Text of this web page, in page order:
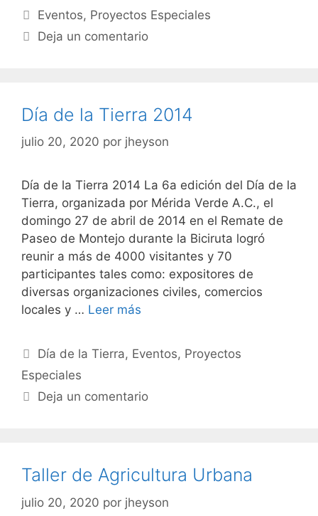
Eventos, Proyectos Especiales
Deja un comentario
Día de la Tierra 2014
julio 20, 2020 por jheyson
Día de la Tierra 2014 La 6a edición del Día de la
Tierra, organizada por Mérida Verde A.C., el
domingo 27 de abril de 2014 en el Remate de
Paseo de Montejo durante la Biciruta logró
reunir a más de 4000 visitantes y 70
participantes tales como: expositores de
diversas organizaciones civiles, comercios
locales y … Leer más
Día de la Tierra, Eventos, Proyectos
Especiales
Deja un comentario
Taller de Agricultura Urbana
julio 20, 2020 por jheyson